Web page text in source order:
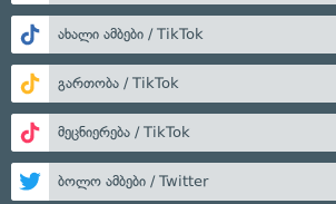
ახალი ამბები / TikTok
გართობა / TikTok
მეცნიერება / TikTok
ბოლო ამბები / Twitter